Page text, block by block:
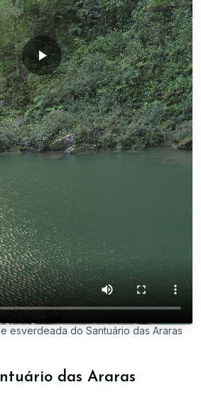
esverdeada do Santuário das Araras
das Araras